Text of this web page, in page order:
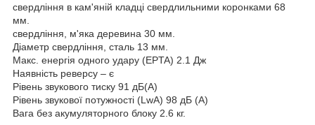
свердління в кам'яній кладці свердлильними коронками 68
мм.
свердління, м'яка деревина 30 мм.
Діаметр свердління, сталь 13 мм.
Макс. енергія одного удару (EPTA) 2.1 Дж
Наявність реверсу – є
Рівень звукового тиску 91 дБ(А)
Рівень звукової потужності (LwA) 98 дБ (A)
Вага без акумуляторного блоку 2.6 кг.